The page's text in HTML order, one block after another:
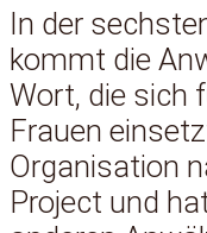
In der
kommt die
Wort, die sich
Frauen
Organisation
Project und